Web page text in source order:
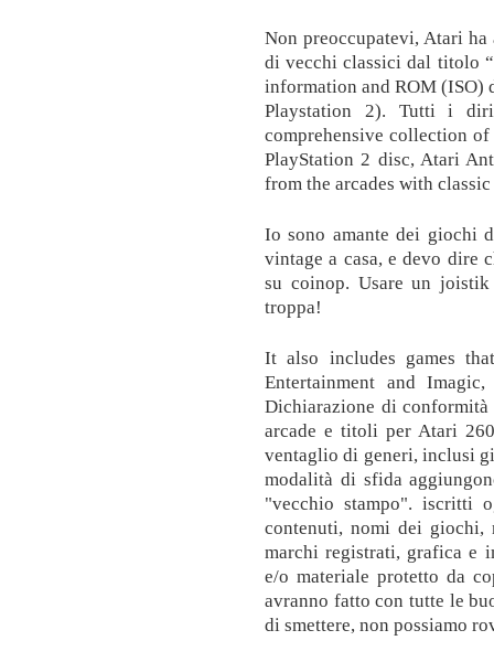
Non preoccupatevi, Atari ha
di vecchi classici dal titolo
information and ROM (ISO)
Playstation 2). Tutti i
comprehensive collection
PlayStation 2 disc, Atari
from the arcades with
Io sono amante dei giochi
vintage a casa, e devo dire
su coinop. Usare un
troppa!
It also includes games
Entertainment and
Dichiarazione di
arcade e titoli per Atari
ventaglio di generi, inclusi
modalità di sfida
"vecchio stampo". iscritti
contenuti, nomi dei giochi,
marchi registrati, grafica e
e/o materiale protetto da
avranno fatto con tutte le
di smettere, non possiamo